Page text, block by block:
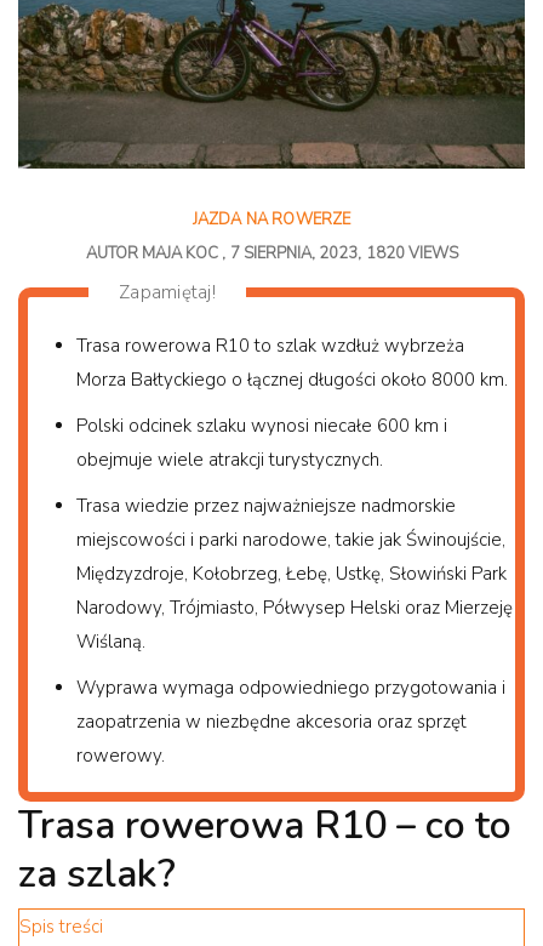
JAZDA NA ROWERZE
AUTOR MAJA KOC 7 SIERPNIA, 2023 1820 VIEWS
Zapamiętaj!
Trasa rowerowa R10 to szlak wzdłuż wybrzeża
Morza Bałtyckiego o łącznej długości około 8000 km.
Polski odcinek szlaku wynosi niecałe 600 km i
obejmuje wiele atrakcji turystycznych.
Trasa wiedzie przez najważniejsze nadmorskie
miejscowości i parki narodowe, takie jak Świnoujście,
Międzyzdroje, Kołobrzeg, Łebę, Ustkę, Słowiński Park
Narodowy, Trójmiasto, Półwysep Helski oraz Mierzeję
Wiślaną.
Wyprawa wymaga odpowiedniego przygotowania i
zaopatrzenia w niezbędne akcesoria oraz sprzęt
rowerowy.
Trasa rowerowa R10 – co to
za szlak?
Spis treści